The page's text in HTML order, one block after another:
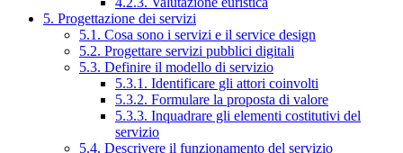
5. Progettazione dei servizi
5.1. Cosa sono i servizi e il service design
5.2. Progettare servizi pubblici digitali
5.3. Definire il modello di servizio
5.3.1. Identificare gli attori coinvolti
5.3.2. Formulare la proposta di valore
5.3.3. Inquadrare gli elementi costitutivi del
servizio
5.4. Descrivere il funzionamento del servizio